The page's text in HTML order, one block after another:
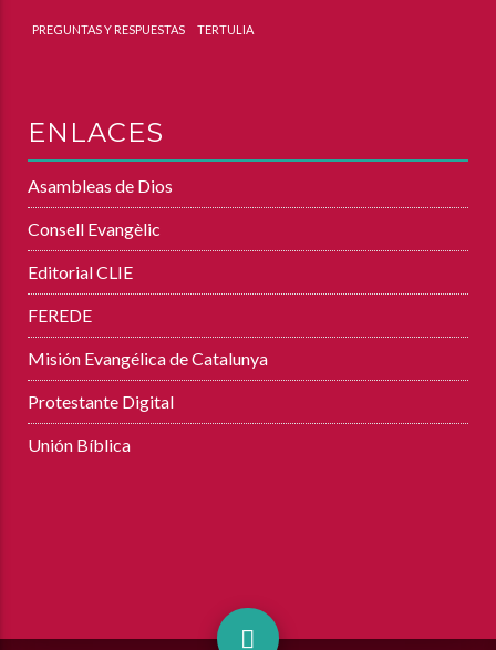
PREGUNTAS Y RESPUESTAS TERTULIA
ENLACES
Asambleas de Dios
Consell Evangèlic
Editorial CLIE
FEREDE
Misión Evangélica de Catalunya
Protestante Digital
Unión Bíblica